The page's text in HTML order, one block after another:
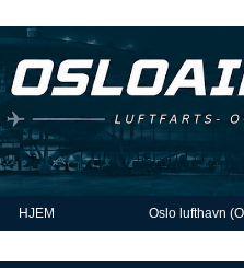
HJEM Oslo lufthavn